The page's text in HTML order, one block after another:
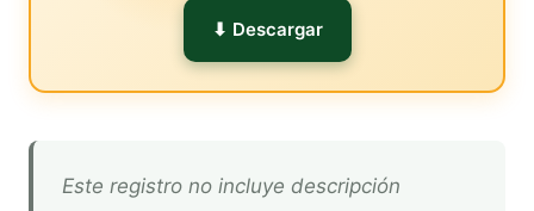
⬇ Descargar
Este registro no incluye descripción